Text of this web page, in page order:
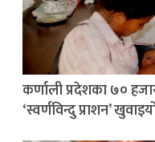
कर्णाली प्रदेशका ७०
‘स्वर्णविन्दु प्राशन’